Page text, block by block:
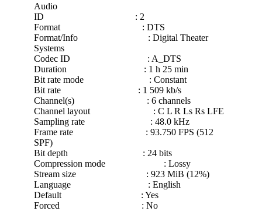
Audio
ID : 2
Format : DTS
Format/Info : Digital Theater
Systems
Codec ID : A_DTS
Duration : 1 h 25 min
Bit rate mode : Constant
Bit rate : 1 509 kb/s
Channel(s) : 6 channels
Channel layout : C L R Ls Rs LFE
Sampling rate : 48.0 kHz
Frame rate : 93.750 FPS (512
SPF)
Bit depth : 24 bits
Compression mode : Lossy
Stream size : 923 MiB (12%)
Language : English
Default : Yes
Forced : No